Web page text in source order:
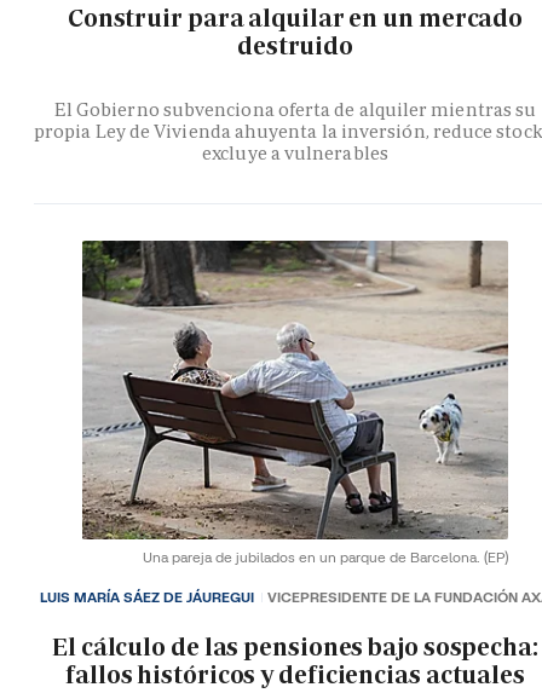
Construir para alquilar en un mercado
destruido
El Gobierno subvenciona oferta de alquiler mientras su
propia Ley de Vivienda ahuyenta la inversión, reduce
excluye a vulnerables
Una pareja de jubilados en un parque de Barcelona. (EP)
El cálculo de las pensiones bajo sospecha:
fallos históricos y deficiencias actuales
LUIS MARÍA SÁEZ DE JÁUREGUI VICEPRESIDENTE DE LA FUNDACIÓN